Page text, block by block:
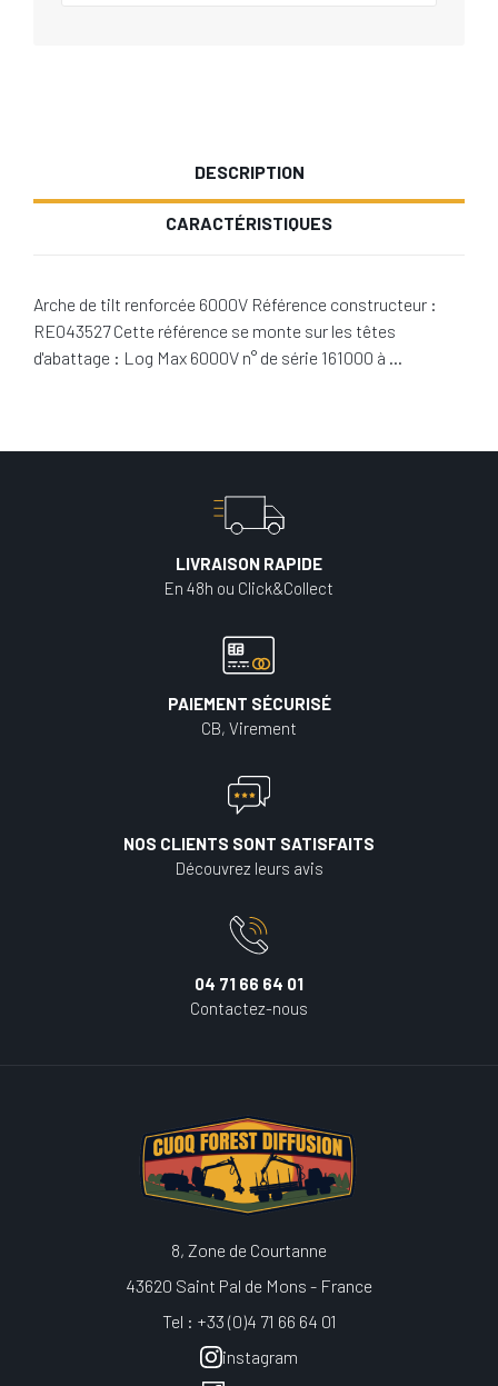
DESCRIPTION
CARACTÉRISTIQUES
Arche de tilt renforcée 6000V Référence constructeur :
RE043527 Cette référence se monte sur les têtes
d'abattage : Log Max 6000V n° de série 161000 à …
LIVRAISON RAPIDE
En 48h ou Click&Collect
PAIEMENT SÉCURISÉ
CB, Virement
NOS CLIENTS SONT SATISFAITS
Découvrez leurs avis
04 71 66 64 01
Contactez-nous
8, Zone de Courtanne
43620 Saint Pal de Mons - France
Tel : +33 (0)4 71 66 64 01
instagram